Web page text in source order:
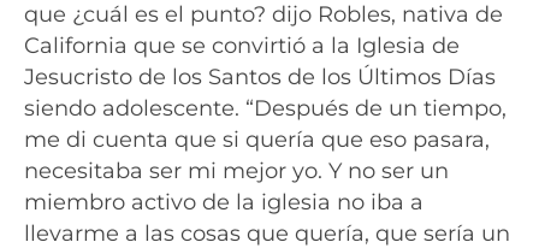
que ¿cuál es el punto? dijo Robles, nativa de
California que se convirtió a la Iglesia de
Jesucristo de los Santos de los Últimos Días
siendo adolescente. “Después de un tiempo,
me di cuenta que si quería que eso pasara,
necesitaba ser mi mejor yo. Y no ser un
miembro activo de la iglesia no iba a
llevarme a las cosas que quería, que sería un